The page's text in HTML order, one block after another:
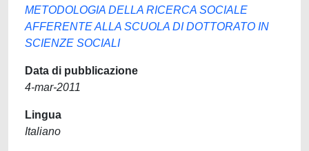
METODOLOGIA DELLA RICERCA SOCIALE
AFFERENTE ALLA SCUOLA DI DOTTORATO IN
SCIENZE SOCIALI
Data di pubblicazione
4-mar-2011
Lingua
Italiano